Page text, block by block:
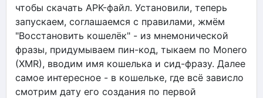
чтобы скачать APK-файл. Установили, теперь
запускаем, соглашаемся с правилами, жмём
"Восстановить кошелёк" - из мнемонической
фразы, придумываем пин-код, тыкаем по Monero
(XMR), вводим имя кошелька и сид-фразу. Далее
самое интересное - в кошельке, где всё зависло
смотрим дату его создания по первой